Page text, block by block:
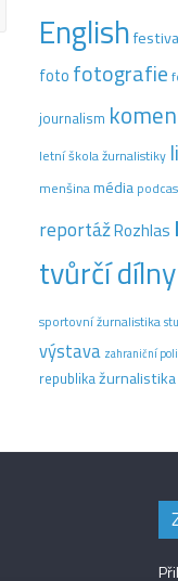
English
foto fotografie
journalism
letní škola žurnalistiky
menšinamédia
reportážRozhlas
tvůrčí dílny
sportovní žurnalistika
výstava zahraniční
republikažurnalistika